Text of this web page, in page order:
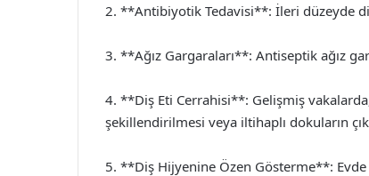
2. **Antibiyotik Tedavisi**: İleri düzeyde
3. **Ağız Gargaraları**: Antiseptik ağız
4. **Diş Eti Cerrahisi**: Gelişmiş
şekillendirilmesi veya iltihaplı dokuların
5. **Diş Hijyenine Özen Gösterme**: